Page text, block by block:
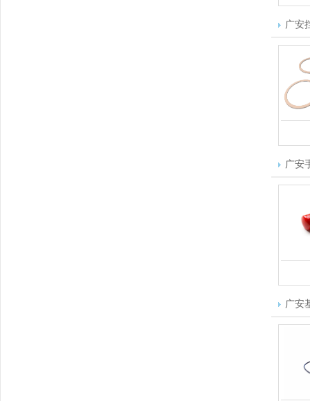
广安
广安
广安